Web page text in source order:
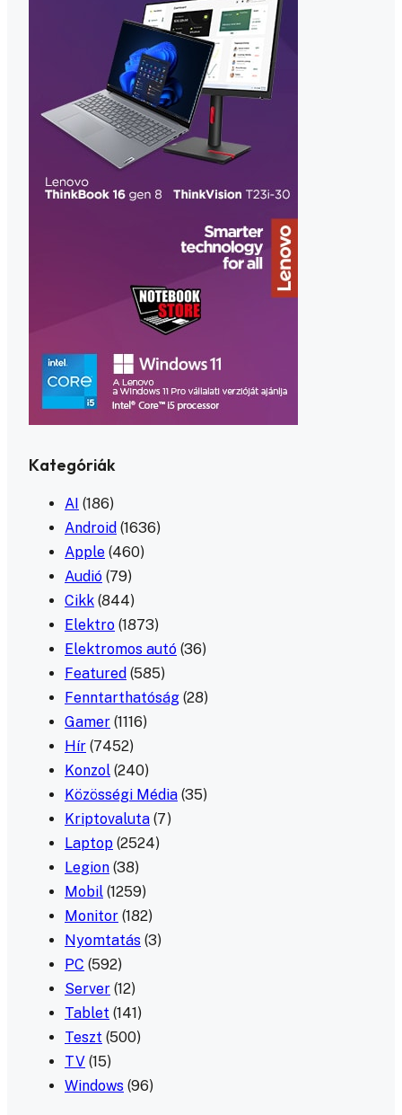
Kategóriák
AI (186)
Android (1636)
Apple (460)
Audió (79)
Cikk (844)
Elektro (1873)
Elektromos autó (36)
Featured (585)
Fenntarthatóság (28)
Gamer (1116)
Hír (7452)
Konzol (240)
Közösségi Média (35)
Kriptovaluta (7)
Laptop (2524)
Legion (38)
Mobil (1259)
Monitor (182)
Nyomtatás (3)
PC (592)
Server (12)
Tablet (141)
Teszt (500)
TV (15)
Windows (96)